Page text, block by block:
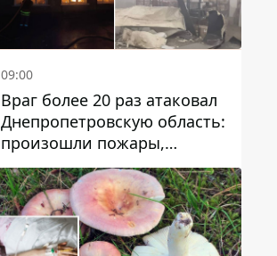
09:00
Враг более 20 раз атаковал
Днепропетровскую область:
произошли пожары,
повреждены дома,
инфраструктура и авто